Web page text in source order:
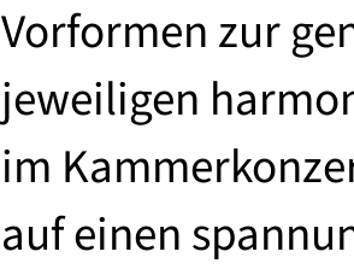
Vorformen zur
jeweiligen
im
auf einen